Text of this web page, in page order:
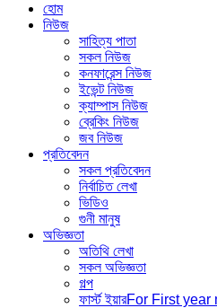
হোম
নিউজ
সাহিত্য পাতা
সকল নিউজ
কনফারেন্স নিউজ
ইভেন্ট নিউজ
ক্যাম্পাস নিউজ
ব্রেকিং নিউজ
জব নিউজ
প্রতিবেদন
সকল প্রতিবেদন
নির্বাচিত লেখা
ভিডিও
গুনী মানুষ
অভিজ্ঞতা
অতিথি লেখা
সকল অভিজ্ঞতা
গল্প
ফার্স্ট ইয়ারFor First year